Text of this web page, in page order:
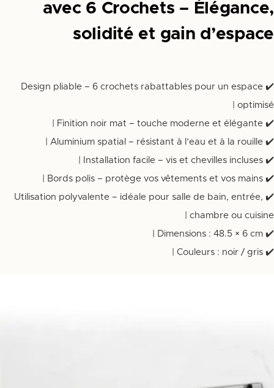
avec 6 Crochets – Élégance,
solidité et gain d’espace
✔️ Design pliable – 6 crochets rabattables pour un espace
optimisé |
✔️ Finition noir mat – touche moderne et élégante |
✔️ Aluminium spatial – résistant à l’eau et à la rouille |
✔️ Installation facile – vis et chevilles incluses |
✔️ Bords polis – protège vos vêtements et vos mains |
✔️ Utilisation polyvalente – idéale pour salle de bain, entrée,
chambre ou cuisine |
✔️ Dimensions : 48.5 × 6 cm |
✔️ Couleurs : noir / gris |